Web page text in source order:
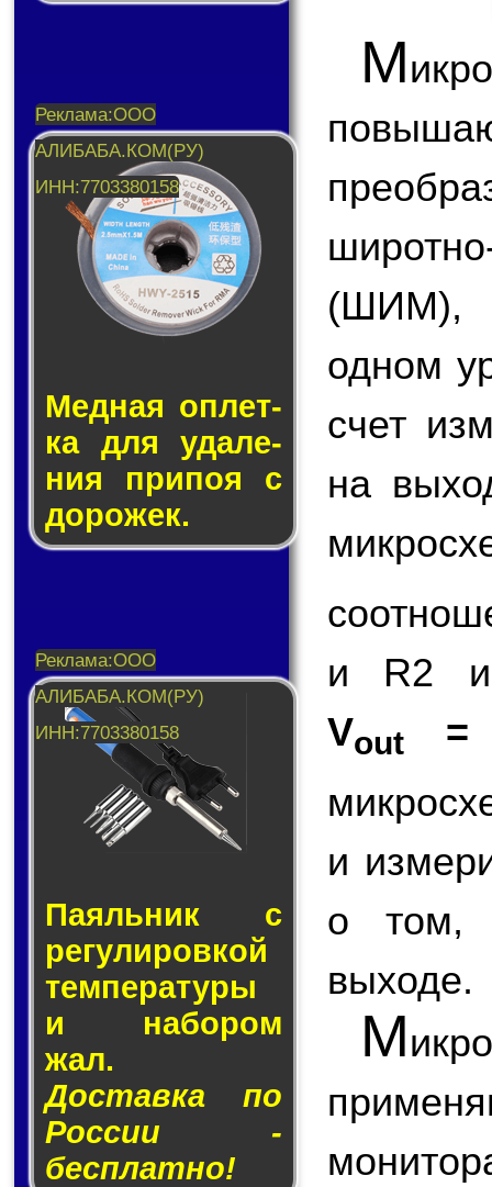
Медная оп­лет­
ка для уда­ле­
ния при­поя с
до­ро­жек.
Паяльник с
ре­гу­ли­ров­кой
тем­пе­ра­ту­ры
и на­бо­ром
жал.
Доставка по
России -
бесплатно!
М
(ШИМ),
одном
счет
на
и R2 и
Vout
=
и
о том,
выходе.
М